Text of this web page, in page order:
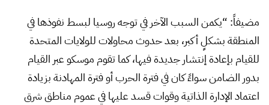
مضيفاً: “يكمن السبب الآخر في توجه روسيا لبسط نفوذها في
المنطقة بشكلٍ أكبر، بعد حدوث محاولات للولايات المتحدة
للقيام بإعادة إنتشار جديدة فيها، كما تقوم موسكو عبر القيام
بدور الضامن سواءً كان في فترة الحرب أو فترة المهادنة بزيادة
اعتماد الإدارة الذاتية وقوات قسد عليها في عموم مناطق شرق